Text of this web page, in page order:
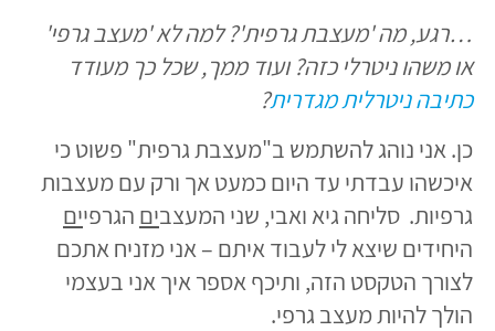
…רגע, מה 'מעצבת גרפית'? למה לא 'מעצב גרפי'
או משהו ניטרלי כזה? ועוד ממך, שכל כך מעודד
כתיבה ניטרלית מגדרית?
כן. אני נוהג להשתמש ב"מעצבת גרפית" פשוט כי
איכשהו עבדתי עד היום כמעט אך ורק עם מעצבות
גרפיות. סליחה גיא ואבי, שני המעצבים הגרפיים
היחידים שיצא לי לעבוד איתם – אני מזניח אתכם
לצורך הטקסט הזה, ותיכף אספר איך אני בעצמי
הולך להיות מעצב גרפי.